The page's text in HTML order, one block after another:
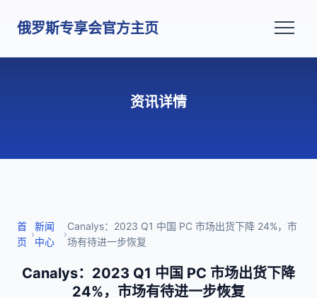
俄罗斯专享会官方主页
资讯详情
首
页
›
新闻
中心
›
Canalys：2023 Q1 中国 PC 市场出货下降 24%，市
场有待进一步恢复
Canalys：2023 Q1 中国 PC 市场出货下降
24%，市场有待进一步恢复